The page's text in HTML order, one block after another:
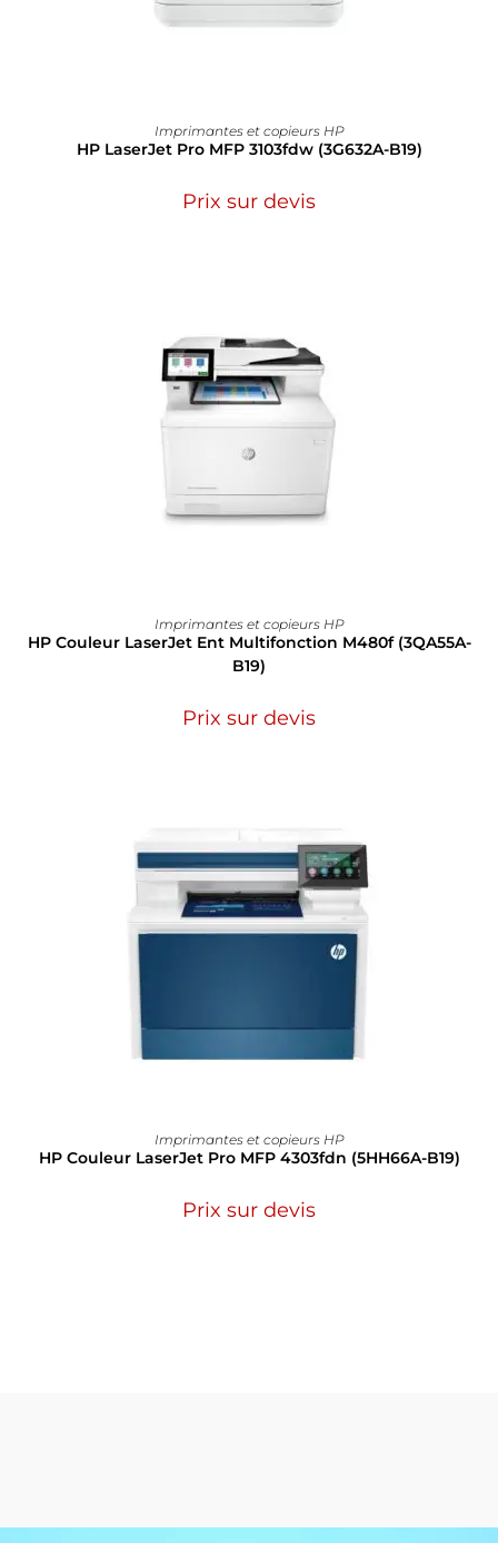
Imprimantes et copieurs HP
HP LaserJet Pro MFP 3103fdw (3G632A-B19)
Prix sur devis
Imprimantes et copieurs HP
HP Couleur LaserJet Ent Multifonction M480f (3QA55A-
B19)
Prix sur devis
Imprimantes et copieurs HP
HP Couleur LaserJet Pro MFP 4303fdn (5HH66A-B19)
Prix sur devis